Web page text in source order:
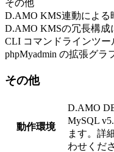
その他
D.AMO KMS連動による
D.AMO KMSの冗長構成
CLI コマンドラインツー
phpMyadmin の拡張グラ
その他
動作環境
D.AMO
MySQL
ます。詳
わせくだ